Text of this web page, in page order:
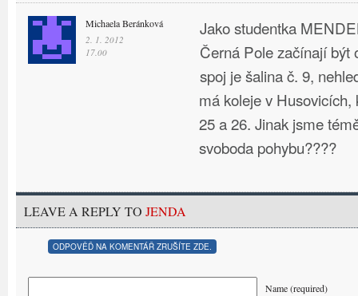
Michaela Beránková
2. 1. 2012
17.00
Jako studentka
Černá Pole začínají být
spoj je šalina č. 9,
má koleje v Husovicích,
25 a 26. Jinak jsme
svoboda pohybu????
LEAVE A REPLY TO JENDA
ODPOVĚĎ NA KOMENTÁŘ ZRUŠÍTE ZDE.
Name (required)